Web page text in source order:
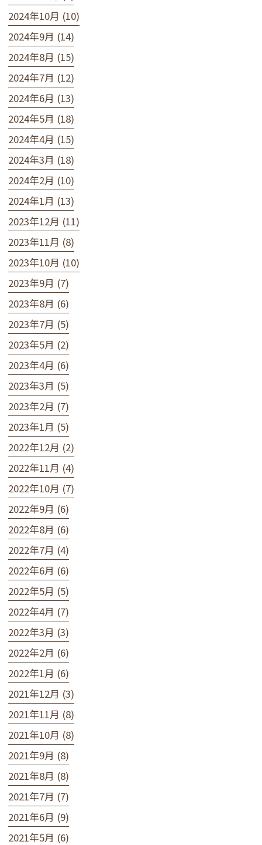
2024年10月 (10)
2024年9月 (14)
2024年8月 (15)
2024年7月 (12)
2024年6月 (13)
2024年5月 (18)
2024年4月 (15)
2024年3月 (18)
2024年2月 (10)
2024年1月 (13)
2023年12月 (11)
2023年11月 (8)
2023年10月 (10)
2023年9月 (7)
2023年8月 (6)
2023年7月 (5)
2023年5月 (2)
2023年4月 (6)
2023年3月 (5)
2023年2月 (7)
2023年1月 (5)
2022年12月 (2)
2022年11月 (4)
2022年10月 (7)
2022年9月 (6)
2022年8月 (6)
2022年7月 (4)
2022年6月 (6)
2022年5月 (5)
2022年4月 (7)
2022年3月 (3)
2022年2月 (6)
2022年1月 (6)
2021年12月 (3)
2021年11月 (8)
2021年10月 (8)
2021年9月 (8)
2021年8月 (8)
2021年7月 (7)
2021年6月 (9)
2021年5月 (6)